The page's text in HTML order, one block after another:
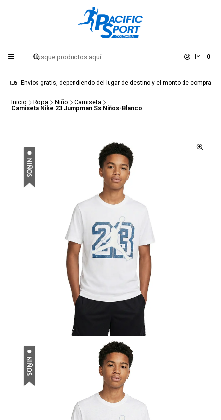
0
Envíos gratis, dependiendo del lugar de destino y el monto de compra
Inicio Ropa Niño
Camiseta
Camiseta Nike 23 Jumpman Ss Niños-Blanco